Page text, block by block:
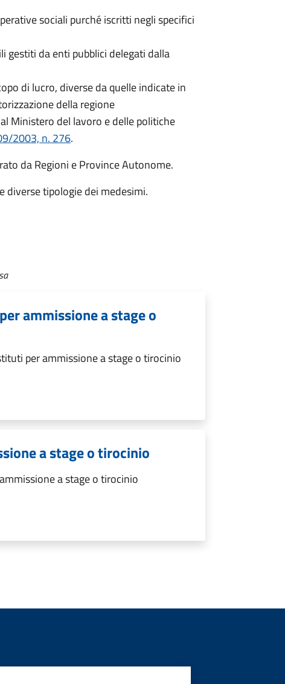
sociali purché iscritti negli specifici
gestiti da enti pubblici delegati dalla
di lucro, diverse da quelle indicate in
della regione
Ministero del lavoro e delle politiche
2003, n. 276.
da Regioni e Province Autonome.
diverse tipologie dei medesimi.
ammissione a stage o
per ammissione a stage o tirocinio
a stage o tirocinio
a stage o tirocinio